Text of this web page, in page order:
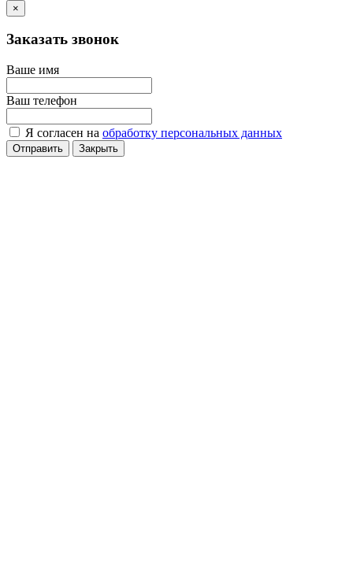
×
Заказать звонок
Ваше имя
Ваш телефон
Я согласен на обработку персональных данных
Отправить Закрыть